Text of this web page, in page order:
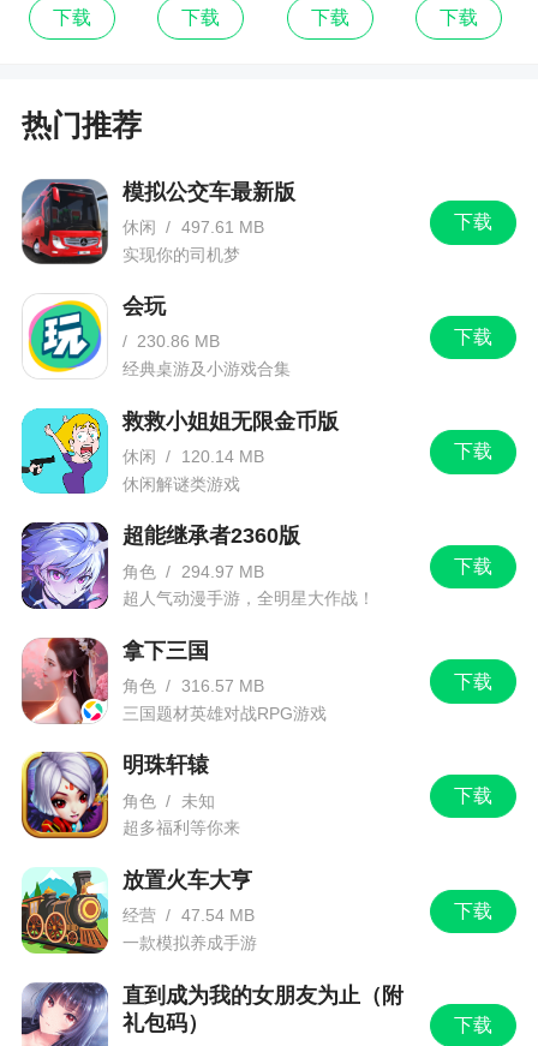
停！
下载 下载 下载 下载
热门推荐
下载
模拟公交车最新版
休闲 / 497.61 MB
实现你的司机梦
下载
会玩
/ 230.86 MB
经典桌游及小游戏合集
下载
救救小姐姐无限金币版
休闲 /
120.14 MB
休闲解谜类游戏
下载
超能继承者2360版
角色 /
294.97 MB
超人气动漫手游，全明星大作战！
下载
拿下三国
角色 / 316.57 MB
三国题材英雄对战RPG游戏
下载
明珠轩辕
角色 /
未知
超多福利等你来
下载
放置火车大亨
经营 / 47.54 MB
一款模拟养成手游
下载
直到成为我的女朋友为止（附
礼包码）